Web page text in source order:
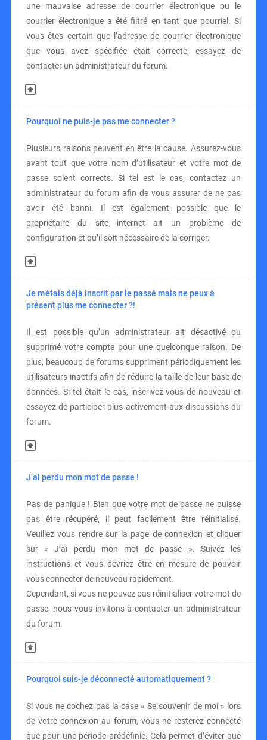
une mauvaise adresse de courrier électronique ou le
courrier électronique a été filtré en tant que pourriel. Si
vous êtes certain que l’adresse de courrier électronique
que vous avez spécifiée était correcte, essayez de
contacter un administrateur du forum.
Pourquoi ne puis-je pas me connecter ?
Plusieurs raisons peuvent en être la cause. Assurez-vous
avant tout que votre nom d’utilisateur et votre mot de
passe soient corrects. Si tel est le cas, contactez un
administrateur du forum afin de vous assurer de ne pas
avoir été banni. Il est également possible que le
propriétaire du site internet ait un problème de
configuration et qu’il soit nécessaire de la corriger.
Je m’étais déjà inscrit par le passé mais ne peux à
présent plus me connecter ?!
Il est possible qu’un administrateur ait désactivé ou
supprimé votre compte pour une quelconque raison. De
plus, beaucoup de forums suppriment périodiquement les
utilisateurs inactifs afin de réduire la taille de leur base de
données. Si tel était le cas, inscrivez-vous de nouveau et
essayez de participer plus activement aux discussions du
forum.
J’ai perdu mon mot de passe !
Pas de panique ! Bien que votre mot de passe ne puisse
pas être récupéré, il peut facilement être réinitialisé.
Veuillez vous rendre sur la page de connexion et cliquer
sur « J’ai perdu mon mot de passe ». Suivez les
instructions et vous devriez être en mesure de pouvoir
vous connecter de nouveau rapidement.
Cependant, si vous ne pouvez pas réinitialiser votre mot de
passe, nous vous invitons à contacter un administrateur
du forum.
Pourquoi suis-je déconnecté automatiquement ?
Si vous ne cochez pas la case « Se souvenir de moi » lors
de votre connexion au forum, vous ne resterez connecté
que pour une période prédéfinie. Cela permet d’éviter que